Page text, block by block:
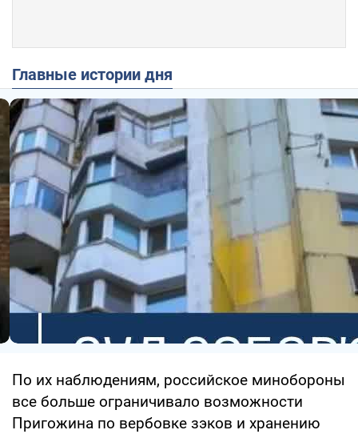
Главные истории дня
По их наблюдениям, российское минобороны
все больше ограничивало возможности
Пригожина по вербовке зэков и хранению